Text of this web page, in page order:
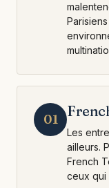
01
Les
ailleurs.
French
ceux qui